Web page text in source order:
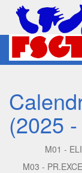
(2025
M01 -
M03 -